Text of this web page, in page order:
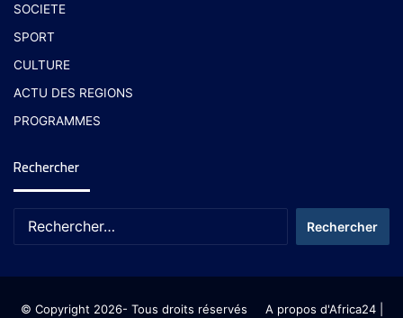
SOCIETE
SPORT
CULTURE
ACTU DES REGIONS
PROGRAMMES
Rechercher
© Copyright 2026- Tous droits réservés A propos d'Africa24|